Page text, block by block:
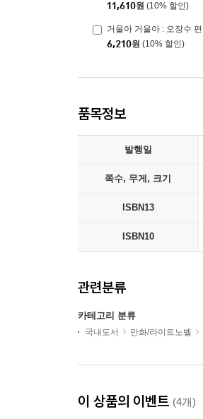
11,610원 (10% 할인)
거울아 거울아 : 오장수 편
6,210원 (10% 할인)
품목정보
발행일
쪽수, 무게, 크기
ISBN13
ISBN10
관련분류
카테고리 분류
국내도서 만화/라이트노벨
이 상품의 이벤트 (4개)